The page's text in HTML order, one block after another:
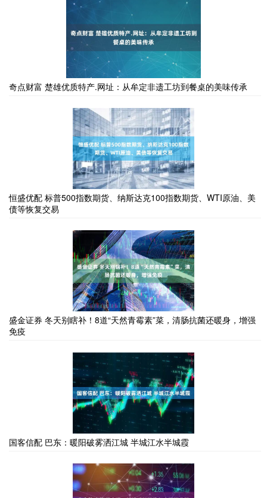
奇点财富 楚雄优质特产.网址：从牟定非遗工坊到餐桌的美味传承
恒盛优配 标普500指数期货、纳斯达克100指数期货、WTI原油、美
债等恢复交易
盛金证券 冬天别瞎补！8道“天然青霉素”菜，清肠抗菌还暖身，增强
免疫
国客信配 巴东：暖阳破雾洒江城 半城江水半城霞